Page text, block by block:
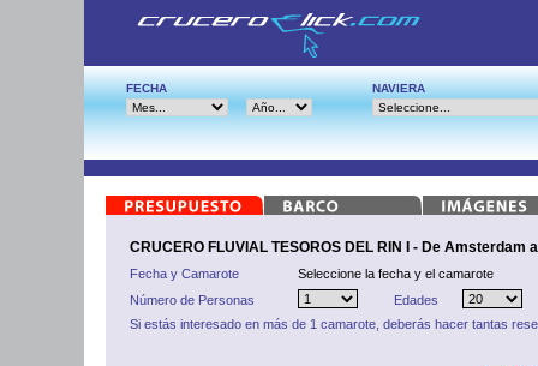
FECHA NAVIERA
CRUCERO FLUVIAL TESOROS DEL RIN I - De Amsterdam
Fecha y Camarote
Seleccione la fecha y el camarote
Número de Personas
Edades
Si estás interesado en más de 1 camarote, deberás hacer tantas